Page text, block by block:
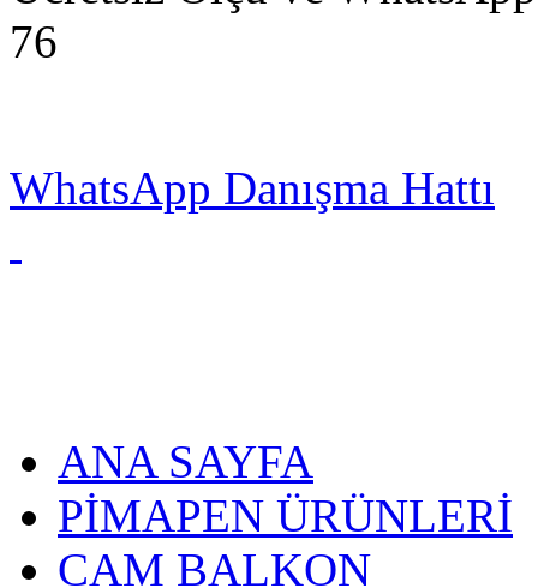
76
WhatsApp Danışma Hattı
ANA SAYFA
PİMAPEN ÜRÜNLERİ
CAM BALKON